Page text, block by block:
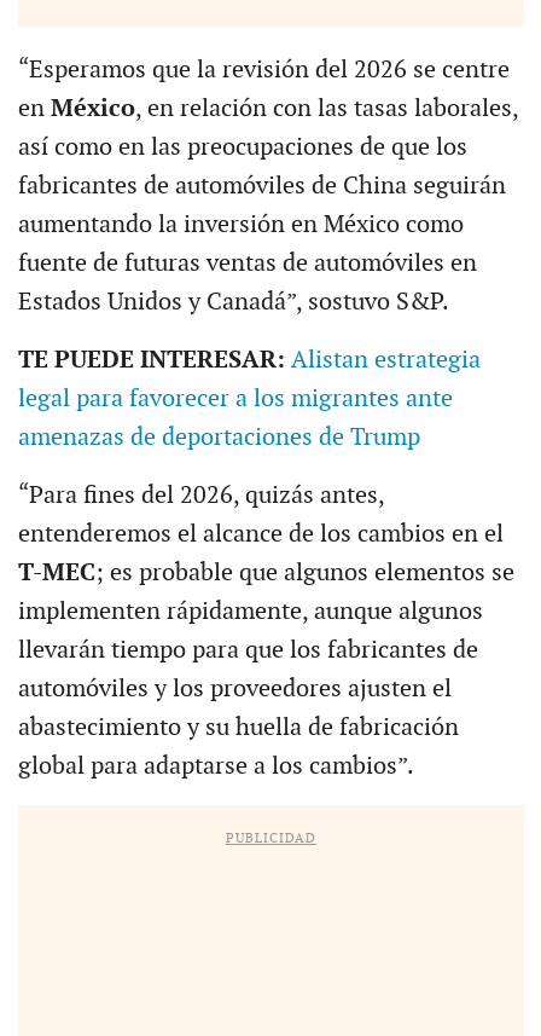
“Esperamos que la revisión del 2026 se centre
en México, en relación con las tasas laborales,
así como en las preocupaciones de que los
fabricantes de automóviles de China seguirán
aumentando la inversión en México como
fuente de futuras ventas de automóviles en
Estados Unidos y Canadá”, sostuvo S&P.
TE PUEDE INTERESAR: Alistan estrategia
legal para favorecer a los migrantes ante
amenazas de deportaciones de Trump
“Para fines del 2026, quizás antes,
entenderemos el alcance de los cambios en el
T-MEC; es probable que algunos elementos se
implementen rápidamente, aunque algunos
llevarán tiempo para que los fabricantes de
automóviles y los proveedores ajusten el
abastecimiento y su huella de fabricación
global para adaptarse a los cambios”.
PUBLICIDAD